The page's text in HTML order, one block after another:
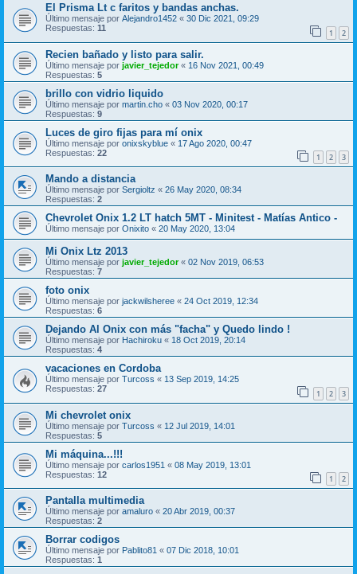
El Prisma Lt c faritos y bandas anchas.
Último mensaje por Alejandro1452 « 30 Dic 2021, 09:29
Respuestas: 11 1 2
Recien bañado y listo para salir.
Último mensaje por javier_tejedor« 16 Nov 2021, 00:49
Respuestas: 5
brillo con vidrio liquido
Último mensaje por martin.cho « 03 Nov 2020, 00:17
Respuestas: 9
Luces de giro fijas para mí onix
Último mensaje por onixskyblue « 17 Ago 2020, 00:47
Respuestas: 22 1 2 3
Mando a distancia
Último mensaje por Sergioltz « 26 May 2020, 08:34
Respuestas: 2
Chevrolet Onix 1.2 LT hatch 5MT - Minitest - Matías Antico -
Último mensaje por Onixito « 20 May 2020, 13:04
Mi Onix Ltz 2013
Último mensaje por javier_tejedor« 02 Nov 2019, 06:53
Respuestas: 7
foto onix
Último mensaje por jackwilsheree « 24 Oct 2019, 12:34
Respuestas: 6
Dejando Al Onix con más "facha" y Quedo lindo !
Último mensaje por Hachiroku « 18 Oct 2019, 20:14
Respuestas: 4
vacaciones en Cordoba
Último mensaje por Turcoss « 13 Sep 2019, 14:25
Respuestas: 27 1 2 3
Mi chevrolet onix
Último mensaje por Turcoss « 12 Jul 2019, 14:01
Respuestas: 5
Mi máquina...!!!
Último mensaje por carlos1951 « 08 May 2019, 13:01
Respuestas: 12 1 2
Pantalla multimedia
Último mensaje por amaluro « 20 Abr 2019, 00:37
Respuestas: 2
Borrar codigos
Último mensaje por Pablito81 « 07 Dic 2018, 10:01
Respuestas: 1